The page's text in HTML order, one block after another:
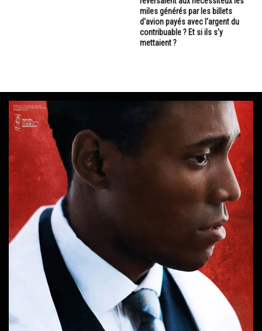
miles générés par les billets
d'avion payés avec l'argent du
contribuable ? Et si ils s'y
mettaient ?